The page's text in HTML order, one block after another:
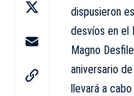
dispusieron
desvíos en el
Magno
aniversario
llevará a